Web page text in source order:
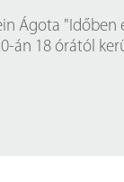
Ágota "Időben
án 18 órától